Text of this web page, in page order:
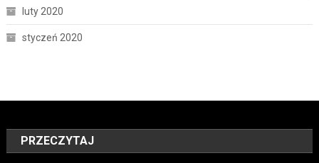
luty 2020
styczeń 2020
PRZECZYTAJ